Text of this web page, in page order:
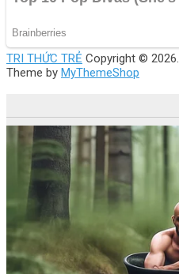
TRI THỨC TRẺ Copyright © 2026.
Theme by MyThemeShop